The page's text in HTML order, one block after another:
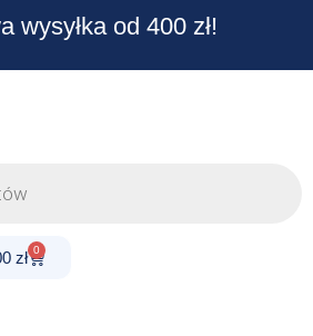
wysyłka od 400 zł!
zł 0
Cart